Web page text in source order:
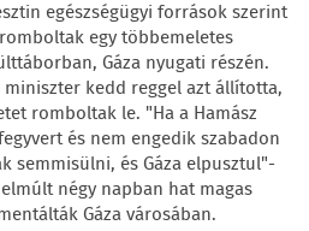
egészségügyi források szerint
egy többemeletes
Gáza nyugati részén.
kedd reggel azt állította,
romboltak le. "Ha a Hamász
és nem engedik szabadon
semmisülni, és Gáza elpusztul"-
négy napban hat magas
Gáza városában.